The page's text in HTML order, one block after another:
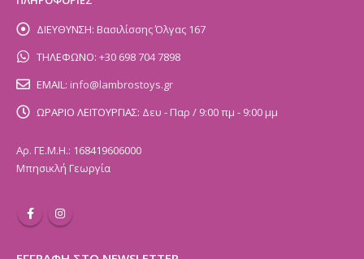
ΔΙΕΥΘΥΝΣΗ: Βασιλίσσης Όλγας 167
ΤΗΛΕΦΩΝΟ: +30 698 704 7898
EMAIL: info@lambrostoys.gr
ΩΡΑΡΙΟ ΛΕΙΤΟΥΡΓΙΑΣ: Δευ - Παρ / 9:00 πμ - 9:00 μμ
Αρ. ΓΕ.Μ.Η.: 168419606000
Μπησικλή Γεωργία